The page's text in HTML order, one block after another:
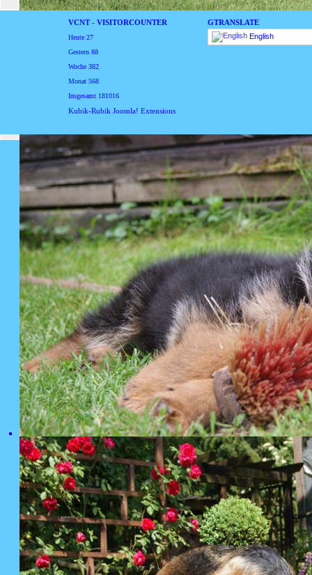
VCNT - VISITORCOUNTER
Heute27
Gestern88
Woche382
Monat568
Insgesamt 181016
Kubik-Rubik Joomla! Extensions
GTRANSLATE
English